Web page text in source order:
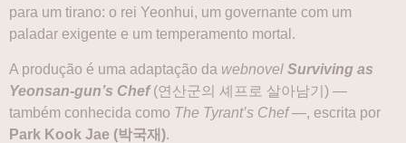
para um tirano: o rei Yeonhui, um governante com um
paladar exigente e um temperamento mortal.
A produção é uma adaptação da webnovel Surviving as
Yeonsan-gun’s Chef(연산군의 셰프로 살아남기) —
também conhecida como The Tyrant’s Chef—, escrita por
Park Kook Jae (박국재).